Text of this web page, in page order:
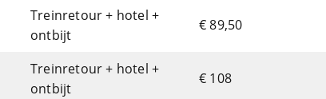
Treinretour + hotel +
ontbijt
€ 89,50
Treinretour + hotel +
ontbijt
€ 108